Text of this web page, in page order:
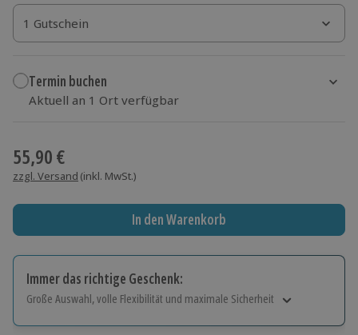
1 Gutschein
1 Gutschein
1 Gutschein
Termin buchen
Aktuell an 1 Ort verfügbar
55,90 €
zzgl. Versand (inkl. MwSt.)
In den Warenkorb
Immer das richtige Geschenk:
Große Auswahl, volle Flexibilität und maximale Sicherheit